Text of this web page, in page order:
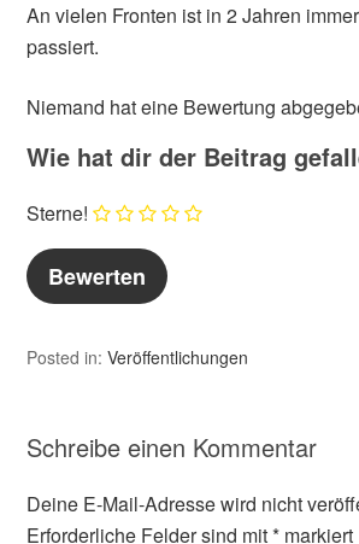
An vielen Fronten ist in 2 Jahren
passiert.
Niemand hat eine Bewertung
Wie hat dir der Beitrag
Sterne!
Posted in:Veröffentlichungen
Schreibe einen Kommentar
Deine E-Mail-Adresse wird nicht
Erforderliche Felder sind mit* markiert